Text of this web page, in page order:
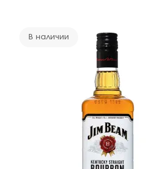
В наличии